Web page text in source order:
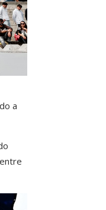
a